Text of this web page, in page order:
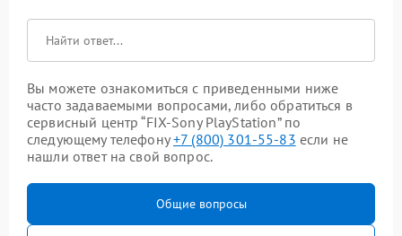
Вы можете ознакомиться с приведенными ниже
часто задаваемыми вопросами, либо обратиться в
сервисный центр “FIX-Sony PlayStation” по
следующему телефону+7 (800) 301-55-83 если не
нашли ответ на свой вопрос.
Общие вопросы